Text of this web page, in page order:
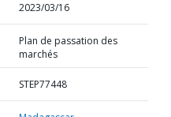
2023/03/16
Plan de passation des
marchés
STEP77448